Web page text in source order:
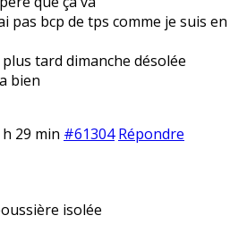
pas bcp de tps comme je suis en
tard dimanche désolée
bien
29 min #61304 Répondre
isolée